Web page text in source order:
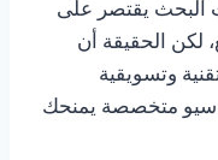
البحث يقتصر على
لكن الحقيقة أن
وتسويقية
سيو متخصصة يمنحك